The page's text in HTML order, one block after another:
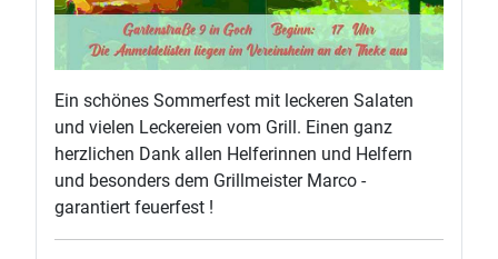
Ein schönes Sommerfest mit leckeren Salaten
und vielen Leckereien vom Grill. Einen ganz
herzlichen Dank allen Helferinnen und Helfern
und besonders dem Grillmeister Marco -
garantiert feuerfest !